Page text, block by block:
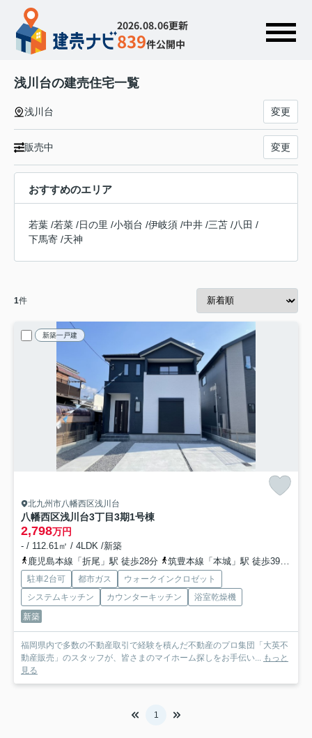
2026.08.06更新
839件公開中
浅川台の建売住宅一覧
浅川台 変更
販売中 変更
おすすめのエリア
若葉 /若菜 /日の里 /小嶺台 /伊岐須 /中井 /三苫 /八田 /
下馬寄 /天神
1件
新築一戸建
北九州市八幡西区浅川台
八幡西区浅川台3丁目3期1号棟
2,798万円
- / 112.61㎡ / 4LDK /新築
鹿児島本線「折尾」駅 徒歩28分
筑豊本線「本城」駅 徒歩39分
駐車2台可 都市ガス
ウォークインクロゼット
システムキッチン
カウンターキッチン
浴室乾燥機
新築
福岡県内で多数の不動産取引で経験を積んだ不動産のプロ集団「大英不
動産販売」のスタッフが、皆さまのマイホーム探しをお手伝い... もっと
見る
1